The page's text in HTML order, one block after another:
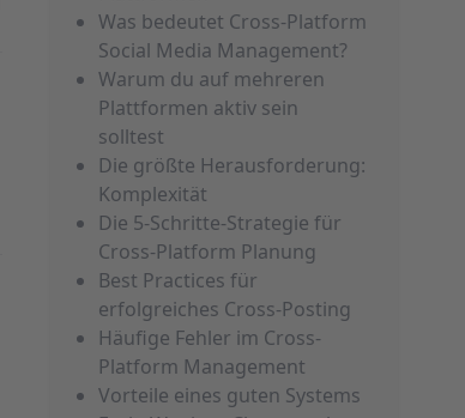
Was bedeutet Cross-Platform
Social Media Management?
Warum du auf mehreren
Plattformen aktiv sein
solltest
Die größte Herausforderung:
Komplexität
Die 5-Schritte-Strategie für
Cross-Platform Planung
Best Practices für
erfolgreiches Cross-Posting
Häufige Fehler im Cross-
Platform Management
Vorteile eines guten Systems